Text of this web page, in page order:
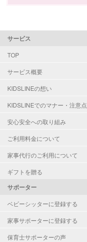
資格
障がい児対応
レッスン
定期予約
サービス
TOP
サービス概要
KIDSLINEの想い
KIDSLINEでのマナー・注意点
安心安全への取り組み
ご利用料金について
家事代行のご利用について
ギフトを贈る
サポーター
ベビーシッターに登録する
家事サポーターに登録する
保育士サポーターの声